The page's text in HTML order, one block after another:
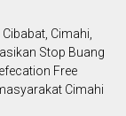
Cimahi,
Stop Buang
Free
Cimahi